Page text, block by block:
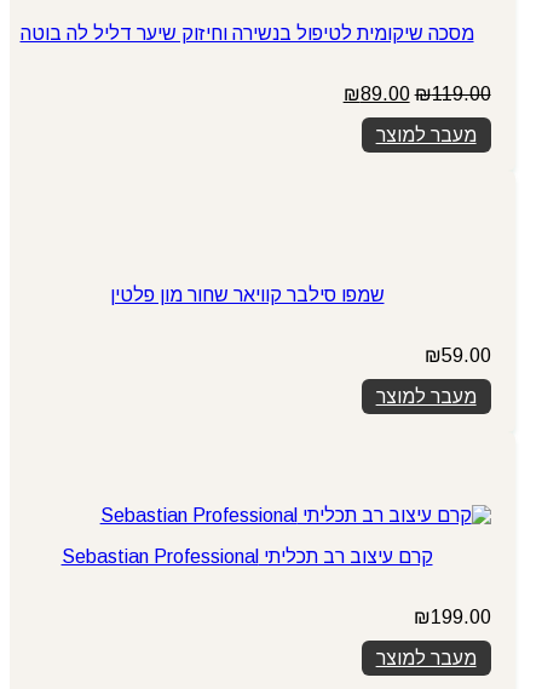
מסכה שיקומית לטיפול בנשירה וחיזוק שיער דליל לה בוטה
₪119.00
המחיר
המקורי
היה:
₪119.00.
₪89.00
מעבר למוצר
שמפו סילבר קוויאר שחור מון פלטין
₪59.00
מעבר למוצר
קרם עיצוב רב תכליתי Sebastian Professional
₪199.00
מעבר למוצר